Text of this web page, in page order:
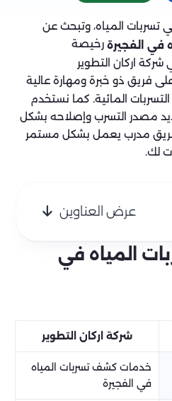
المياه، وتبحث عن
في الفجيرة رخيصة
اركان التطوير
فريق ذو خبرة ومهارة عالية
المائية. كما نستخدم
مصدر التسرب وإصلاحه بشكل
فريق مدرب يعمل بشكل مستمر
لك.
عرض العناوين
المياه في
شركة اركان التطوير
خدمات كشف تسربات المياه
في الفجيرة